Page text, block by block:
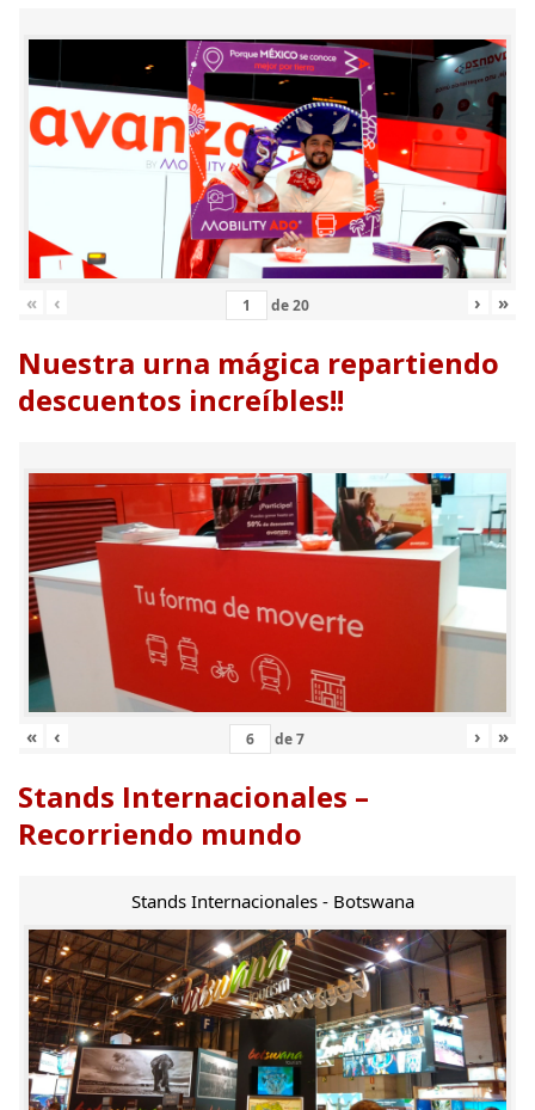
« ‹ de20 › »
Nuestra urna mágica repartiendo
descuentos increíbles!!
« ‹ de7 › »
Stands Internacionales –
Recorriendo mundo
Stands Internacionales - Botswana